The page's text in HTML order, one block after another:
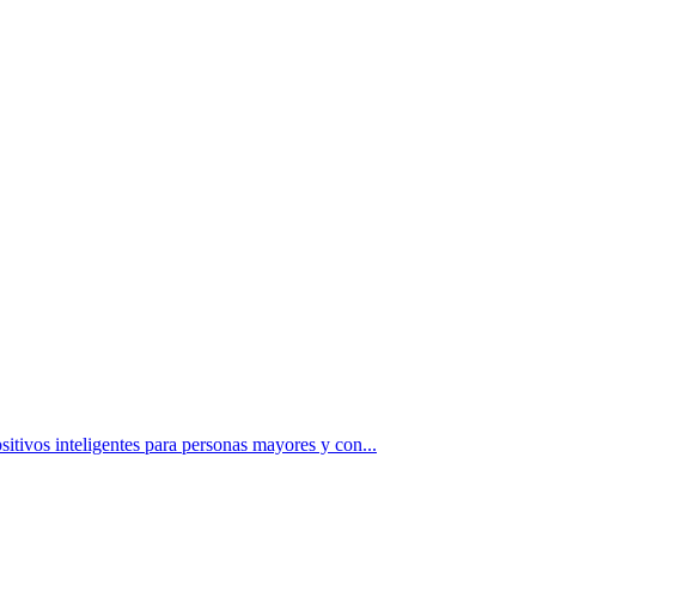
inteligentes para personas mayores y con...